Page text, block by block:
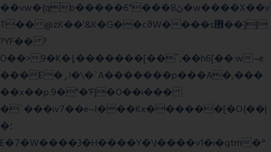
��vw�{qb�����6"���8ڻ�w����X��v
T�� @zK��'&K�G��cϑW����s޾��]|
?YF�� ?
O��>9�K�{;�������[��˝;��h6[��:w~e
���E�ۅl�\�`A�������p���A�,���
��x��p.9�"�'F|�O��i���
�`���iv7��e~l���Kx������[�O{��|
�؛
E�7�W����3�H����Y�\l����v1�i�qtm�°